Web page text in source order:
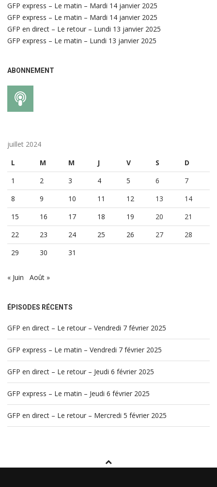
GFP express – Le matin – Mardi 14 janvier 2025
GFP express – Le matin – Mardi 14 janvier 2025
GFP en direct – Le retour – Lundi 13 janvier 2025
GFP express – Le matin – Lundi 13 janvier 2025
ABONNEMENT
juillet 2024
L
M M J V S
D
1
2 3 4 5 6
7
8
9 10 11 12 13
14
15
16 17 18 19 20
21
22
23 24 25 26 27
28
29
30 31
« Juin Août »
ÉPISODES RÉCENTS
GFP en direct – Le retour – Vendredi 7 février 2025
GFP express – Le matin – Vendredi 7 février 2025
GFP en direct – Le retour – Jeudi 6 février 2025
GFP express – Le matin – Jeudi 6 février 2025
GFP en direct – Le retour – Mercredi 5 février 2025